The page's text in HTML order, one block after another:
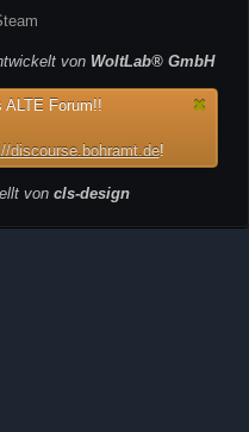
von WoltLab® GmbH
ALTE Forum!!
discourse.bohramt.de!
von cls-design